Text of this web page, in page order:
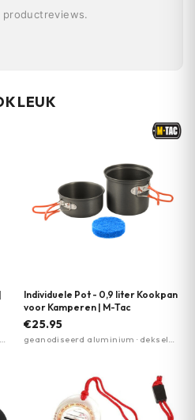
productreviews.
LEUK
Individuele Pot - 0,9 liter Kookpan
voor Kamperen | M-Tac
€25.95
geanodiseerd aluminium · deksel